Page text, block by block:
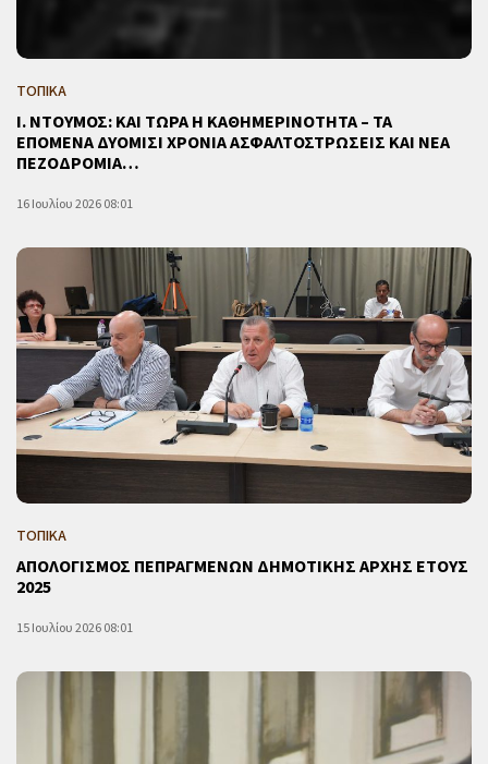
ΤΟΠΙΚΑ
Ι. ΝΤΟΥΜΟΣ: ΚΑΙ ΤΩΡΑ Η ΚΑΘΗΜΕΡΙΝΟΤΗΤΑ – ΤΑ
ΕΠΟΜΕΝΑ ΔΥΟΜΙΣΙ ΧΡΟΝΙΑ ΑΣΦΑΛΤΟΣΤΡΩΣΕΙΣ ΚΑΙ ΝΕΑ
ΠΕΖΟΔΡΟΜΙΑ…
16 Ιουλίου 2026 08:01
ΤΟΠΙΚΑ
ΑΠΟΛΟΓΙΣΜΟΣ ΠΕΠΡΑΓΜΕΝΩΝ ΔΗΜΟΤΙΚΗΣ ΑΡΧΗΣ ΕΤΟΥΣ
2025
15 Ιουλίου 2026 08:01